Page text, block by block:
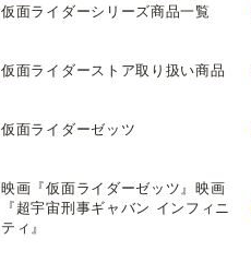
仮面ライダーシリーズ商品一覧
仮面ライダーストア取り扱い商品
仮面ライダーゼッツ
映画『仮面ライダーゼッツ』映画
『超宇宙刑事ギャバン インフィニ
ティ』